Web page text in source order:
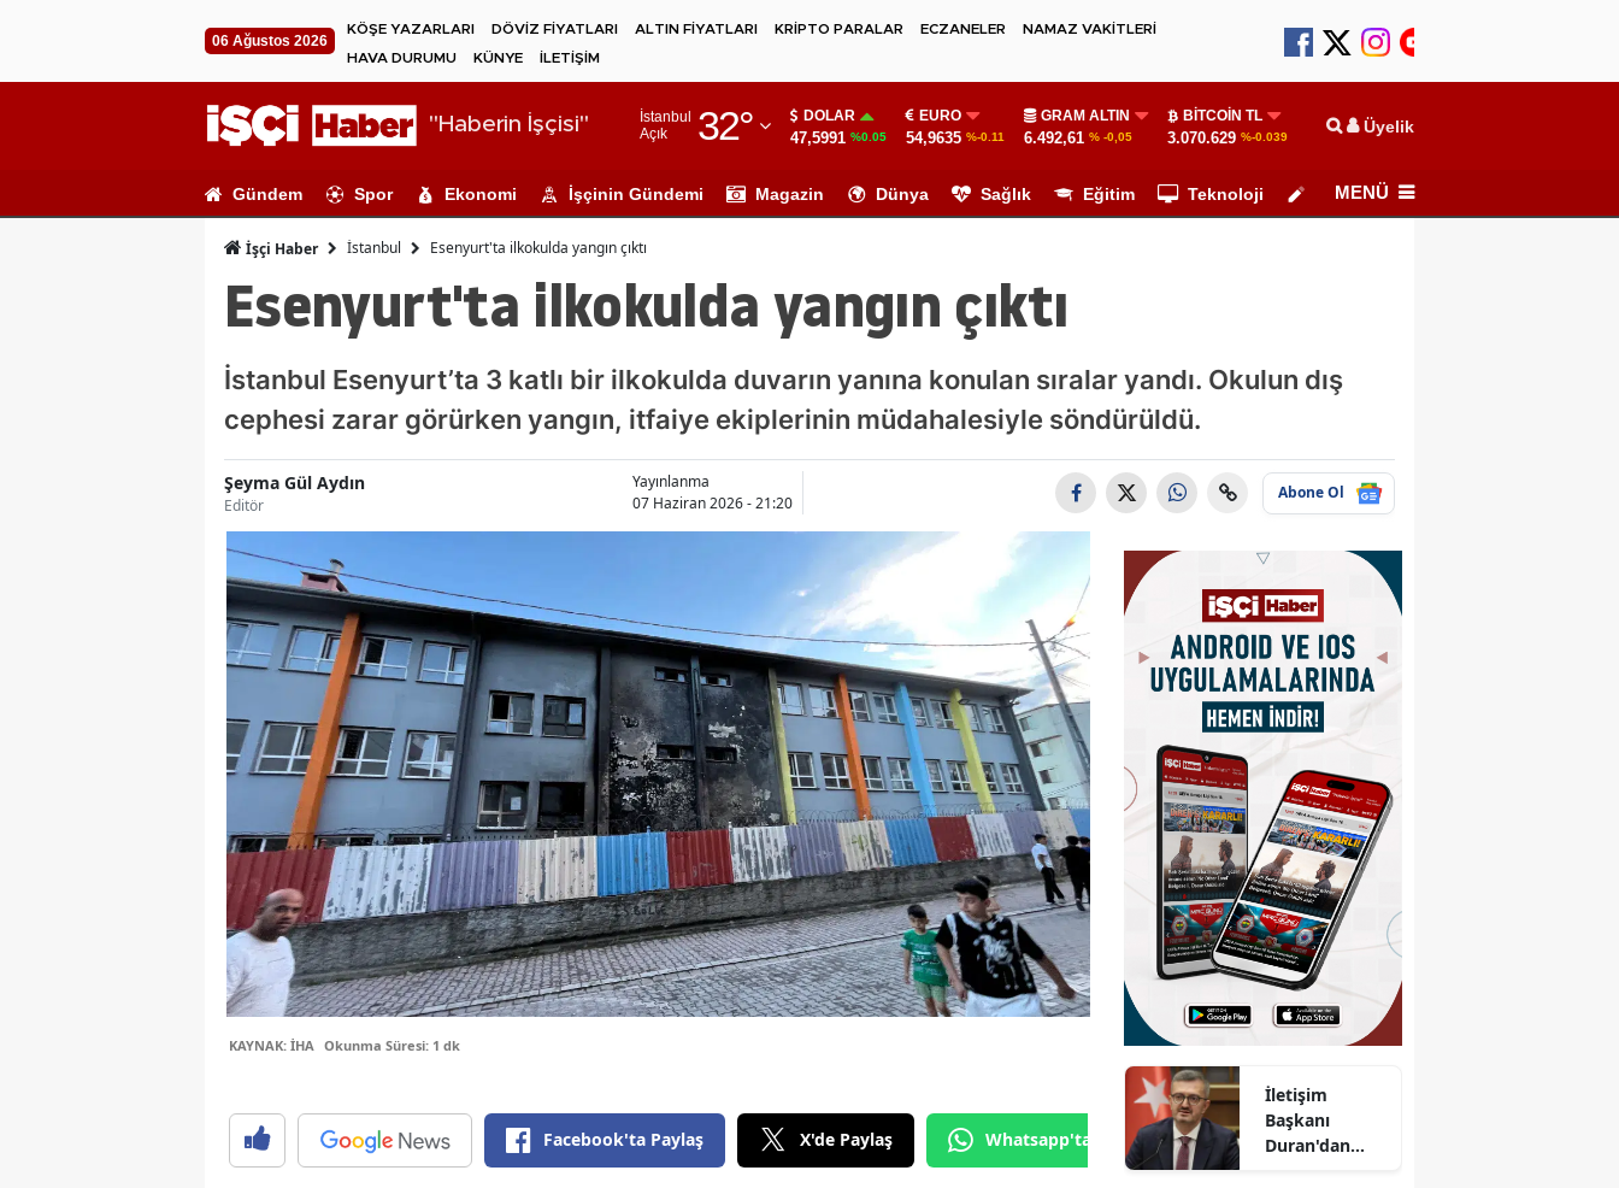
06 Ağustos 2026
KÖŞE YAZARLARI DÖVİZ FİYATLARI ALTIN FİYATLARI KRİPTO PARALAR ECZANELER
NAMAZ VAKİTLERİ
HAVA DURUMU
KÜNYE İLETİŞİM
"Haberin İşçisi"
İstanbul
Açık
32°
Adıyaman
Ağrı
Ankara
Antalya
Artvin
Aydın
Balıkesir
Bitlis
Bolu
Burdur
Bursa
Çanakkale
Çankırı
Çorum
Denizli
Edirne
Elazığ
DOLAR
47,5991 %0.05
EURO
54,9635 %-0.11
GRAM ALTIN
6.492,61 % -0,05
BITCOIN TL
3.070.629 %-0.039 Üyelik
Gündem Spor Ekonomi İşçinin Gündemi Magazin Dünya Sağlık Eğitim Teknoloji Köşe Yazarları
MENÜ
İşçi Haber İstanbul Esenyurt'ta ilkokulda yangın çıktı
Esenyurt'ta ilkokulda yangın çıktı
İstanbul Esenyurt’ta 3 katlı bir ilkokulda duvarın yanına konulan sıralar yandı. Okulun dış
cephesi zarar görürken yangın, itfaiye ekiplerinin müdahalesiyle söndürüldü.
Şeyma Gül Aydın
Editör
Yayınlanma
07 Haziran 2026 - 21:20
Abone Ol
KAYNAK: İHA Okunma Süresi: 1 dk
Facebook'ta Paylaş X'de Paylaş Whatsapp'tan Gönder
İletişim
Başkanı
Duran'dan